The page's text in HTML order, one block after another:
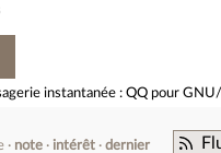
instantanée : QQ pour
note intérêt
dernier